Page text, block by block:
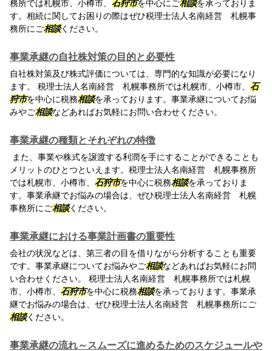
務所では札幌市、小樽市、 石狩市を中心にご相談を承っておりま
す。相続に関してお困りの際はぜひ税理士法人名南経営 札幌事
務所にご相談ください。
事業承継の自社株対策の目的と必要性
自社株対策及び株式評価については、専門的な知識が必要になり
ます。 税理士法人名南経営 札幌事務所では札幌市、小樽市、 石
狩市を中心に税務相談を承っております。事業承継についてお悩
みやご相談などあればお気軽にお問い合わせください。
事業承継の種類とそれぞれの特徴
また、事業や株式を譲渡する利潤を手にすることができることも
メリットのひとつといえます。税理士法人名南経営 札幌事務所
では札幌市、小樽市、 石狩市を中心に税務相談を承っておりま
す。事業承継でお悩みの場合は、ぜひ税理士法人名南経営 札幌
事務所にご相談ください。
事業承継における事業計画書の重要性
会社の状況などは、第三者の目を借りながら分析することも重要
です。事業承継についてお悩みやご相談などあればお気軽にお問
い合わせください。 税理士法人名南経営 札幌事務所では札幌
市、小樽市、 石狩市を中心に税務相談を承っております。事業承
継でお悩みの場合は、ぜひ税理士法人名南経営 札幌事務所にご
相談ください。
事業承継の流れ～スムーズに進めるためのスケジュールや